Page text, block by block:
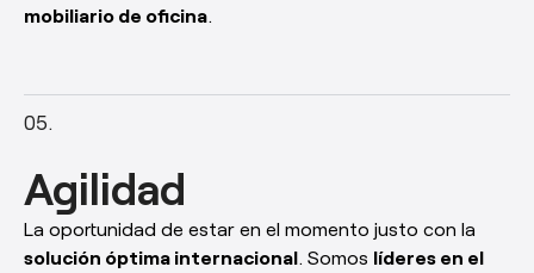
mobiliario de oficina.
Agilidad
La oportunidad de estar en el momento justo con la
solución óptima internacional. Somos líderes en el